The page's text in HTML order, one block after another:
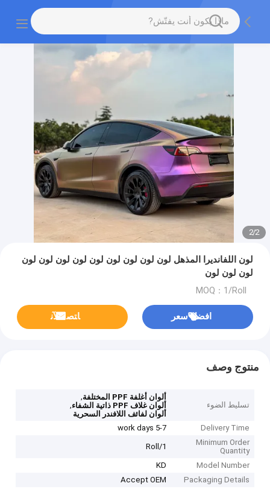
2
/
2
لون اللفانديرا المذهل لون لون لون لون لون لون لون لون لون
لون لون لون
MOQ：1/Roll
افضل سعر ﺎﺘﺼﻟ ﺍﻶﻧ
منتوج وصف
تسليط الضوء
ألوان أغلفة PPF المختلفة
,
ألوان غلاف PPF ذاتية الشفاء
,
ألوان لفائف اللافندر السحرية
Delivery Time
5-7 work days
Minimum Order
Quantity
1/Roll
Model Number
KD
Packaging Details
Accept OEM